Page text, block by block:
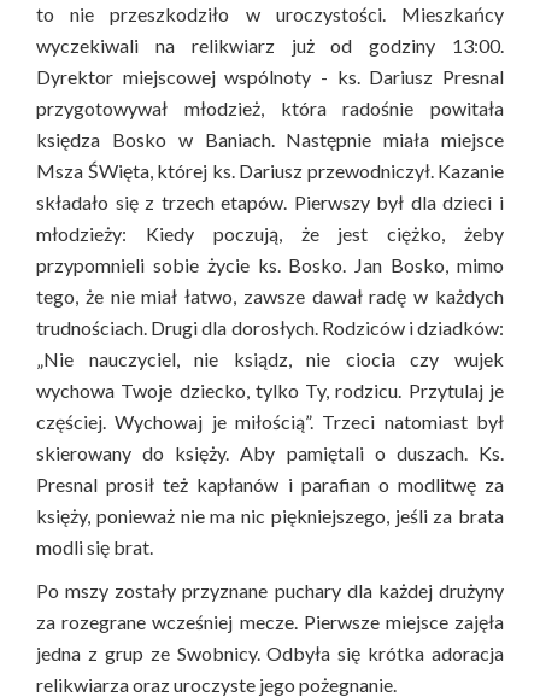
to nie przeszkodziło w uroczystości. Mieszkańcy
wyczekiwali na relikwiarz już od godziny 13:00.
Dyrektor miejscowej wspólnoty - ks. Dariusz Presnal
przygotowywał młodzież, która radośnie powitała
księdza Bosko w Baniach. Następnie miała miejsce
Msza ŚWięta, której ks. Dariusz przewodniczył. Kazanie
składało się z trzech etapów. Pierwszy był dla dzieci i
młodzieży: Kiedy poczują, że jest ciężko, żeby
przypomnieli sobie życie ks. Bosko. Jan Bosko, mimo
tego, że nie miał łatwo, zawsze dawał radę w każdych
trudnościach. Drugi dla dorosłych. Rodziców i dziadków:
„Nie nauczyciel, nie ksiądz, nie ciocia czy wujek
wychowa Twoje dziecko, tylko Ty, rodzicu. Przytulaj je
częściej. Wychowaj je miłością”. Trzeci natomiast był
skierowany do księży. Aby pamiętali o duszach. Ks.
Presnal prosił też kapłanów i parafian o modlitwę za
księży, ponieważ nie ma nic piękniejszego, jeśli za brata
modli się brat.
Po mszy zostały przyznane puchary dla każdej drużyny
za rozegrane wcześniej mecze. Pierwsze miejsce zajęła
jedna z grup ze Swobnicy. Odbyła się krótka adoracja
relikwiarza oraz uroczyste jego pożegnanie.